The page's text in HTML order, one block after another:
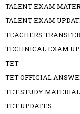
TALENT EXAM
TALENT EXAM
TEACHERS
TECHNICAL EXAM
TET
TET OFFICIAL
TET STUDY
TET UPDATES